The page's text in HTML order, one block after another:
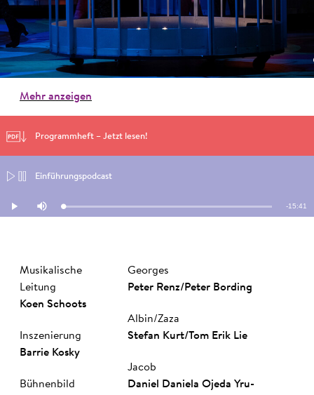
Mehr anzeigen
Programmheft – Jetzt lesen!
Einführungspodcast
Play Mute Loaded:
0.00%
-15:41
Musikalische
Leitung
Koen Schoots
Inszenierung
Bar­rie Kos­ky
Bühnenbild
Georges
Peter Renz/Peter Bording
Albin/Zaza
Ste­fan Kurt/Tom­ Erik­ Lie­
Jacob
Da­niel­ Da­nie­la Oje­da­ Yru­